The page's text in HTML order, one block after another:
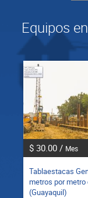
Equipos
$ 30.00 / Mes
Tablaestacas
metros por metro
(Guayaquil)